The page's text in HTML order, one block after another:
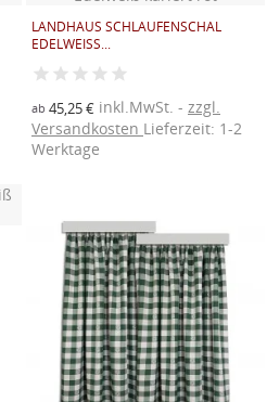
LANDHAUS SCHLAUFENSCHAL
EDELWEISS...
ab 45,25 € inkl.MwSt.
zzgl.
Versandkosten Lieferzeit: 1-2
Werktage